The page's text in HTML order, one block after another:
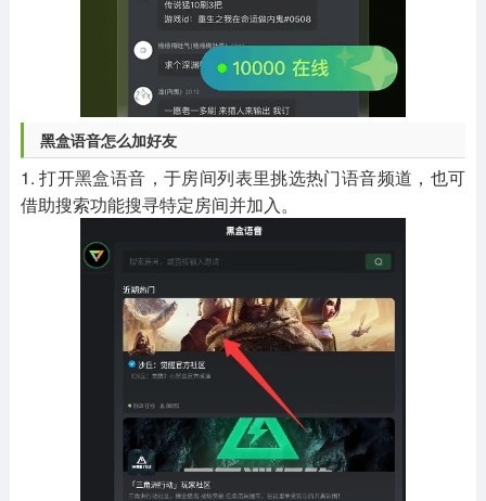
黑盒语音怎么加好友
1. 打开黑盒语音，于房间列表里挑选热门语音频道，也可
借助搜索功能搜寻特定房间并加入。